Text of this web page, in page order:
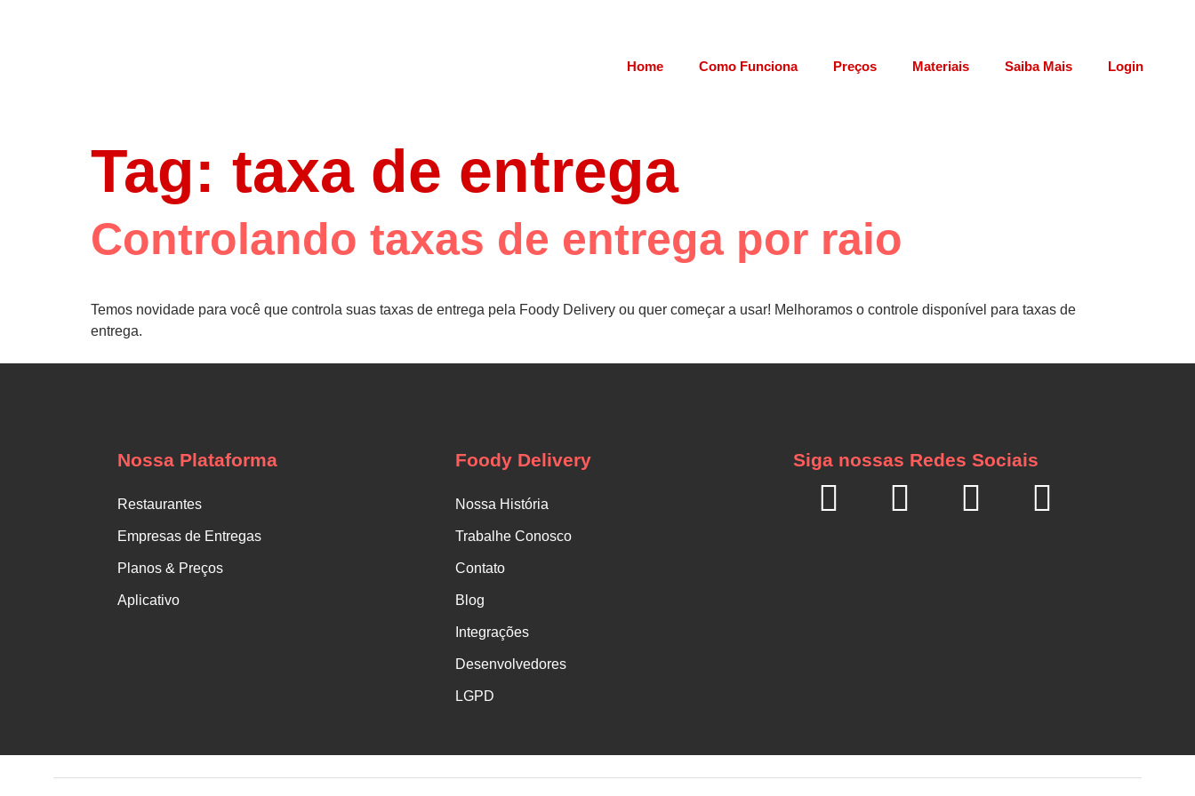
Home Como Funciona Preços Materiais Saiba Mais Login
Tag: taxa de entrega
Controlando taxas de entrega por raio
Temos novidade para você que controla suas taxas de entrega pela Foody Delivery ou quer começar a usar! Melhoramos o controle disponível para taxas de
entrega.
Nossa Plataforma
Restaurantes
Empresas de Entregas
Planos & Preços
Aplicativo
Foody Delivery
Nossa História
Trabalhe Conosco
Contato
Blog
Integrações
Desenvolvedores
LGPD
Siga nossas Redes Sociais